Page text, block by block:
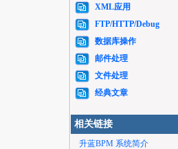
XML应用
FTP/HTTP/Debug
数据库操作
邮件处理
文件处理
经典文章
相关链接
升蓝BPM 系统简介